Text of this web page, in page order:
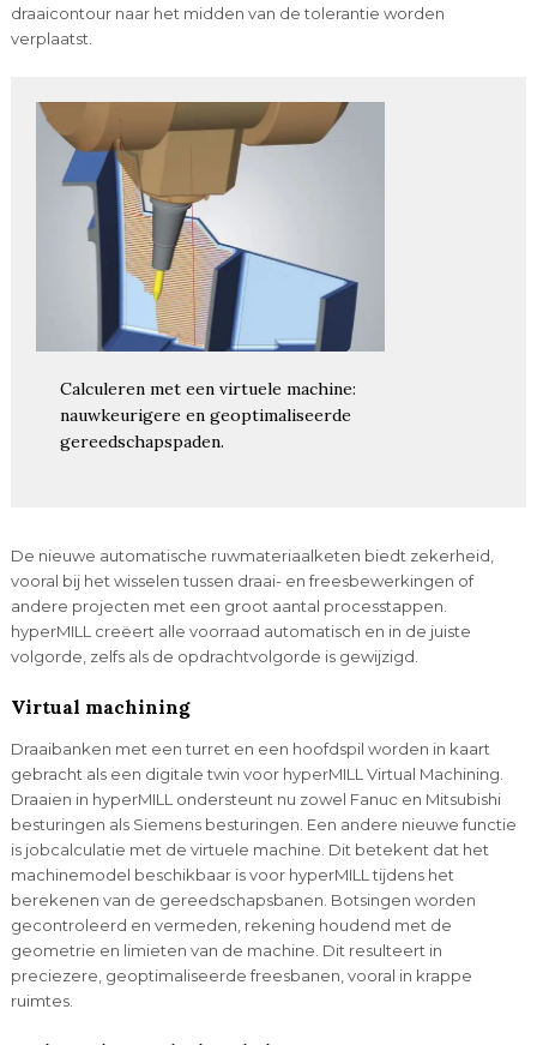
draaicontour naar het midden van de tolerantie worden
verplaatst.
Calculeren met een virtuele machine:
nauwkeurigere en geoptimaliseerde
gereedschapspaden.
De nieuwe automatische ruwmateriaalketen biedt zekerheid,
vooral bij het wisselen tussen draai- en freesbewerkingen of
andere projecten met een groot aantal processtappen.
hyperMILL creëert alle voorraad automatisch en in de juiste
volgorde, zelfs als de opdrachtvolgorde is gewijzigd.
Virtual machining
Draaibanken met een turret en een hoofdspil worden in kaart
gebracht als een digitale twin voor hyperMILL Virtual Machining.
Draaien in hyperMILL ondersteunt nu zowel Fanuc en Mitsubishi
besturingen als Siemens besturingen. Een andere nieuwe functie
is jobcalculatie met de virtuele machine. Dit betekent dat het
machinemodel beschikbaar is voor hyperMILL tijdens het
berekenen van de gereedschapsbanen. Botsingen worden
gecontroleerd en vermeden, rekening houdend met de
geometrie en limieten van de machine. Dit resulteert in
preciezere, geoptimaliseerde freesbanen, vooral in krappe
ruimtes.